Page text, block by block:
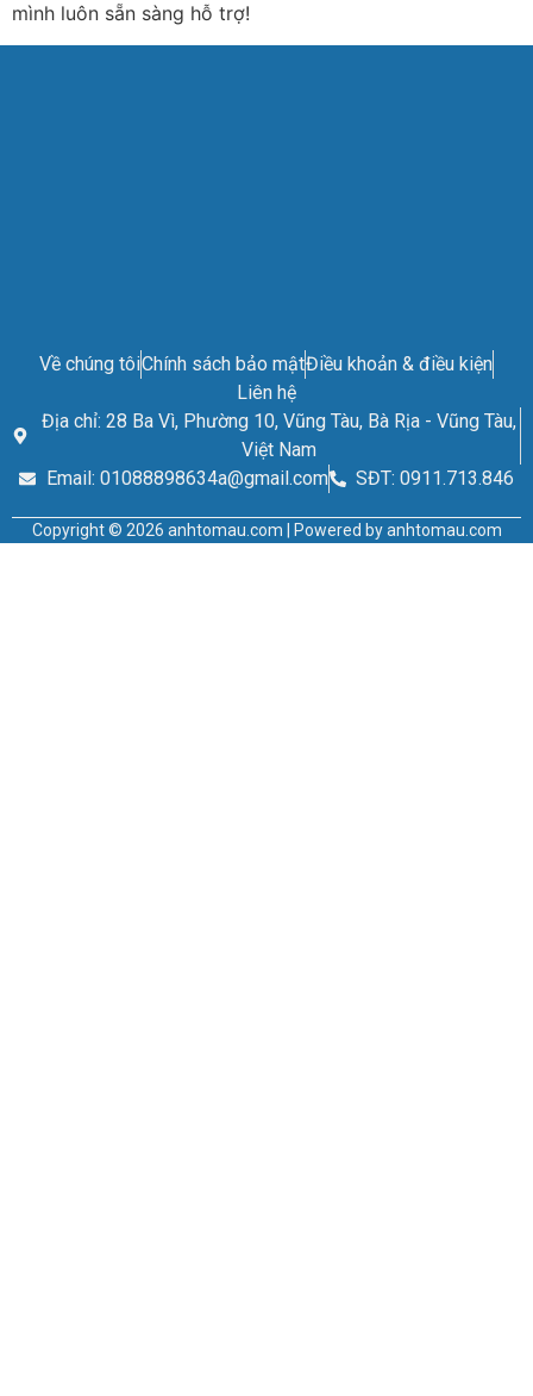
mình luôn sẵn sàng hỗ trợ!
Về chúng tôiChính sách bảo mậtĐiều khoản & điều kiện
Liên hệ
Địa chỉ: 28 Ba Vì, Phường 10, Vũng Tàu, Bà Rịa - Vũng Tàu,
Việt Nam
Email: 01088898634a@gmail.com
SĐT: 0911.713.846
Copyright © 2026 anhtomau.com | Powered by anhtomau.com